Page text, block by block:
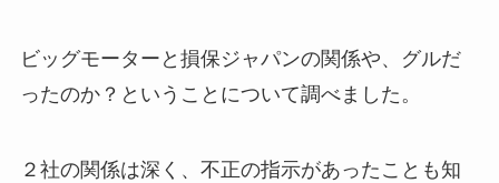
ビッグモーターと損保ジャパンの関係や、グルだ
ったのか？ということについて調べました。
２社の関係は深く、不正の指示があったことも知